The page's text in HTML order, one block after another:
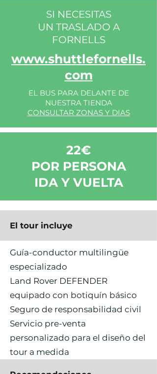
SI NECESITAS
UN TRASLADO A
FORNELLS
www.shuttlefornells.
com
EL BUS PARA DELANTE DE
NUESTRA TIENDA
CONSULTAR ZONAS Y DIAS
22€
POR PERSONA
IDA Y VUELTA
El tour incluye
Guía-conductor multilingüe
especializado
Land Rover DEFENDER
equipado con botiquín básico
Seguro de responsabilidad civil
Servicio pre-venta
personalizado para el diseño del
tour a medida